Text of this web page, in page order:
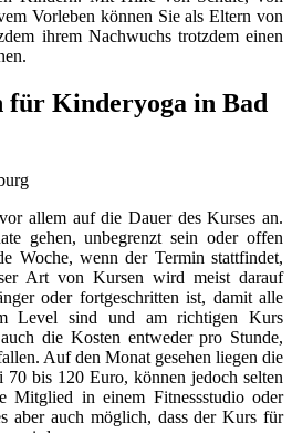
Vorleben können Sie als Eltern von
ihrem Nachwuchs trotzdem einen
für Kinderyoga in Bad
allem auf die Dauer des Kurses an.
gehen, unbegrenzt sein oder offen
Woche, wenn der Termin stattfindet,
Art von Kursen wird meist darauf
oder fortgeschritten ist, damit alle
Level sind und am richtigen Kurs
die Kosten entweder pro Stunde,
Auf den Monat gesehen liegen die
70 bis 120 Euro, können jedoch selten
Mitglied in einem Fitnessstudio oder
aber auch möglich, dass der Kurs für